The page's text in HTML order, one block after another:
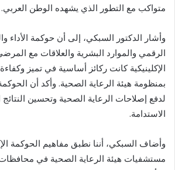
متواكب مع التطور الذي يشهده الوطن العربي.
وأشار الدكتور السبكي، إلى أن حوكمة الأداء
الرقمي والموارد البشرية والعلاقات مع
الإكلينيكية كانت ركائز أساسية في تميز
بمنظومة هيئة الرعاية الصحية. وأكد أن
لدفع إصلاحات الرعاية الصحية وتحسين
الاستدامة.
وأضاف السبكي، أننا نطبق مفاهيم الحوكمة
مستشفيات هيئة الرعاية الصحية في